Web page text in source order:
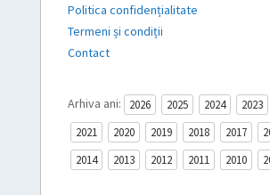
Politica confidențialitate
Termeni și condiții
Contact
Arhiva ani: 2026 2025 2024 2023
2021
2020 2019 2018 2017
2014
2013 2012 2011 2010